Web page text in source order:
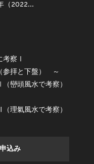
（2022...
考察Ⅰ
参拝と下盤） ～
巒頭風水で考察）
理氣風水で考察）
込み